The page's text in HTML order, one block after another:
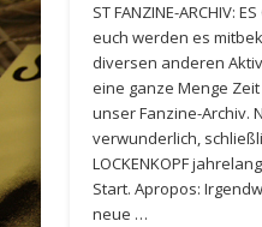
ST FANZINE-ARCHIV:
euch werden es
diversen anderen
eine ganze Menge
unser Fanzine-Archiv.
verwunderlich,
LOCKENKOPF
Start. Apropos:
neue …